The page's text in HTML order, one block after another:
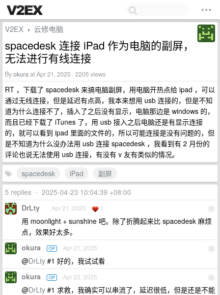
V2EX › 云修电脑
spacedesk 连接 iPad 作为电脑的副屏，
无法进行有线连接
Byokuraat Apr 21, 2025 · 2205 views
RT ，下载了 spacedesk 来搞电脑副屏，用电脑开热点给 ipad ，可以
通过无线连接，但是延迟有点高，我本来想用 usb 连接的，但是不知
道为什么连接不了，插入了之后没有显示，电脑那边是 windows 的，
而且已经下载了 iTunes 了，用 usb 接入之后电脑还是有显示连接
的，就可以看到 ipad 里面的文件的，所以可能连接是没有问题的，但
是不知道为什么没办法用 usb 连接 spacedesk ，我看到有 2 月份的
评论也说无法使用 usb 连接，有没有 v 友有类似的情况。
spacedesk
iPad
副屏
5 replies • 2025-04-23 10:04:39 +08:00
1
DrLty Apr 21, 2025 1
用 moonlight + sunshine 吧。除了折腾起来比 spacedesk 麻烦
点，效果好太多。
2
okura OP Apr 21, 2025
@DrLty #1 好的，我试试看
3
okura OP Apr 22, 2025
@DrLty #1 求救，我确实可以串流了，延迟很低，但是还是不能